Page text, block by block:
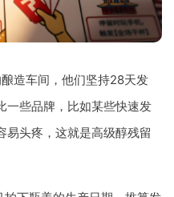
造车间，他们坚持28天发
一些品牌，比如某些快速发
易头疼，这就是高级醇残留